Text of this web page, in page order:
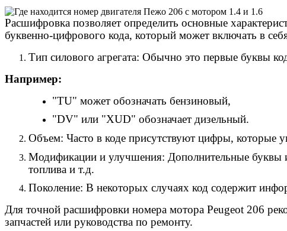
Расшифровка позволяет определить основные
буквенно-цифрового кода, который может включать в
Тип силового агрегата: Обычно это первые буквы
Например:
"TU" может обозначать бензиновый,
"DV" или "XUD" обозначает дизельный.
Объем: Часто в коде присутствуют цифры, которые
Модификации и улучшения: Дополнительные буквы
топлива и т.д.
Поколение: В некоторых случаях код содержит
Для точной расшифровки номера мотора Peugeot 206
запчастей или руководства по ремонту.